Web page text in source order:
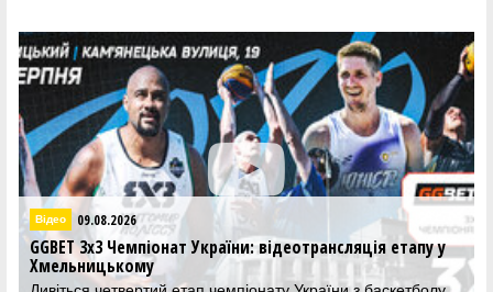
України: відеотрансляція етапу у
Баскетбол 3х3
Команда Полісся
етап